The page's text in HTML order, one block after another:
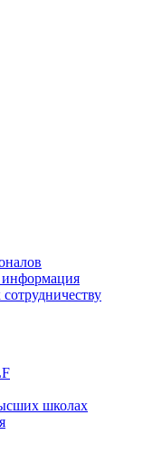
информация
школах